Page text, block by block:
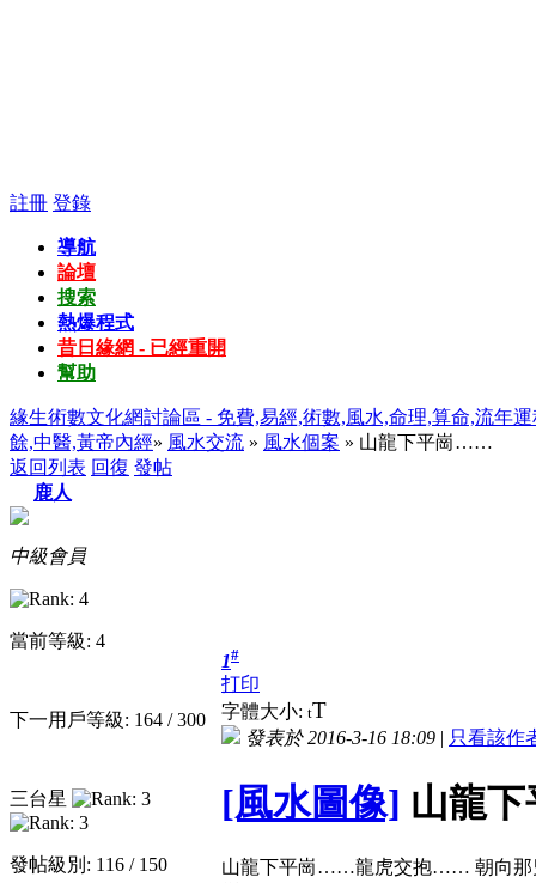
註冊 登錄
導航
論壇
搜索
熱爆程式
昔日緣網 - 已經重開
幫助
緣生術數文化網討論區 - 免費,易經,術數,風水,命理,算命,流年
餘,中醫,黃帝內經» 風水交流 » 風水個案 » 山龍下平崗……
返回列表 回復 發帖
鹿人
中級會員
當前等級: 4
下一用戶等級: 164 / 300
三台星
發帖級別: 116 / 150
1#
打印
字體大小: tT
發表於 2016-3-16 18:09 | 只看該作
[風水圖像] 山龍
山龍下平崗……龍虎交抱…… 朝向那